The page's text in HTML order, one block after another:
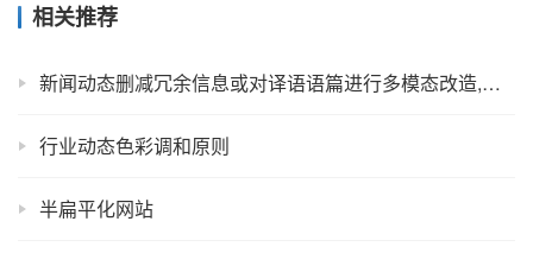
相关推荐
新闻动态删减冗余信息或对译语语篇进行多模态改造,调整语篇信息度
行业动态色彩调和原则
半扁平化网站